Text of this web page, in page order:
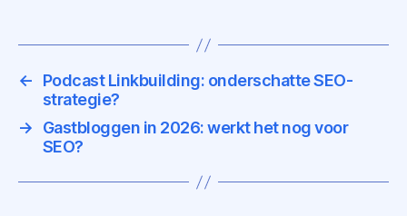
←
Podcast Linkbuilding: onderschatte SEO-
strategie?
→
Gastbloggen in 2026: werkt het nog voor
SEO?